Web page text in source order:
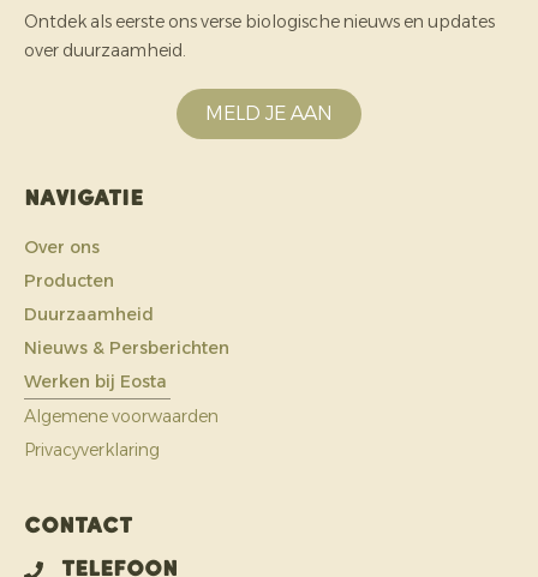
Ontdek als eerste ons verse biologische nieuws en updates
over duurzaamheid.
MELD JE AAN
Navigatie
Over ons
Producten
Duurzaamheid
Nieuws & Persberichten
Werken bij Eosta
Algemene voorwaarden
Privacyverklaring
Contact
Telefoon